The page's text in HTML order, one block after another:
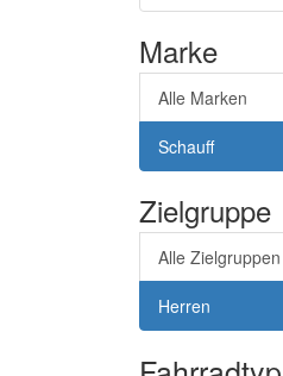
Marke
Alle Marken
Schauff
Zielgruppe
Alle Zielgruppen
Herren